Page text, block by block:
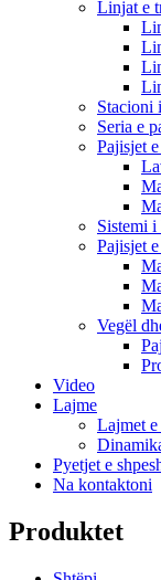
Linjat e
Stacioni
Seria e
Pajisjet
Sistemi
Pajisjet
Vegël
Video
Lajme
Lajmet
Pyetjet e
Na kontaktoni
Produktet